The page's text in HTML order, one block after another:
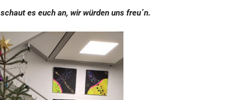
schaut es euch an, wir würden uns freu´n.